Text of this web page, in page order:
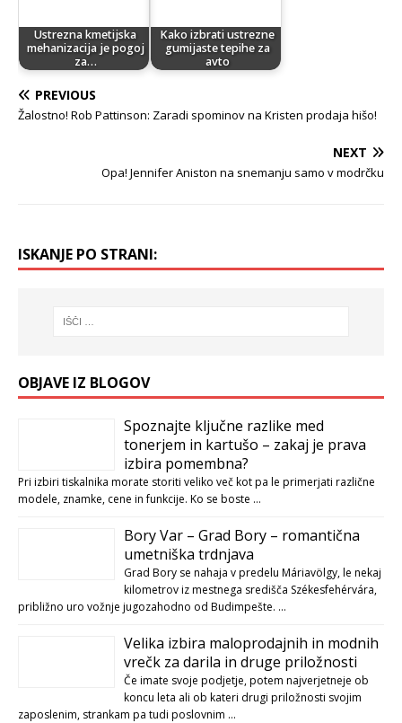
Ustrezna kmetijska
mehanizacija je pogoj
za…
Kako izbrati ustrezne
gumijaste tepihe za
avto
PREVIOUS
Žalostno! Rob Pattinson: Zaradi spominov na Kristen prodaja hišo!
NEXT
Opa! Jennifer Aniston na snemanju samo v modrčku
ISKANJE PO STRANI:
OBJAVE IZ BLOGOV
Spoznajte ključne razlike med
tonerjem in kartušo – zakaj je prava
izbira pomembna?
Pri izbiri tiskalnika morate storiti veliko več kot pa le primerjati različne
modele, znamke, cene in funkcije. Ko se boste …
Bory Var – Grad Bory – romantična
umetniška trdnjava
Grad Bory se nahaja v predelu Máriavölgy, le nekaj
kilometrov iz mestnega središča Székesfehérvára,
približno uro vožnje jugozahodno od Budimpešte. …
Velika izbira maloprodajnih in modnih
vrečk za darila in druge priložnosti
Če imate svoje podjetje, potem najverjetneje ob
koncu leta ali ob kateri drugi priložnosti svojim
zaposlenim, strankam pa tudi poslovnim …